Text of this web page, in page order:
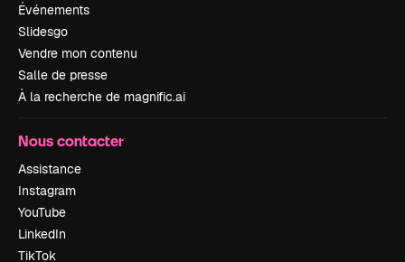
Événements
Slidesgo
Vendre mon contenu
Salle de presse
À la recherche de magnific.ai
Nous contacter
Assistance
Instagram
YouTube
LinkedIn
TikTok